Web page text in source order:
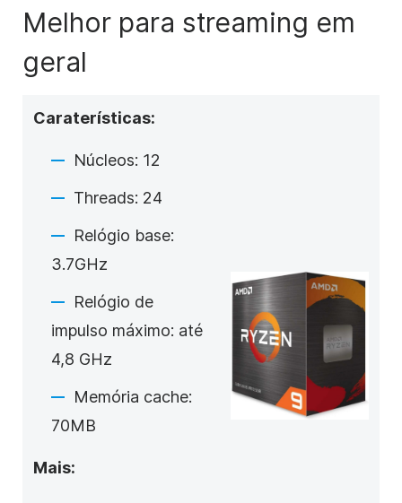
Melhor para streaming em
geral
Caraterísticas:
Núcleos: 12
Threads: 24
Relógio base:
3.7GHz
Relógio de
impulso máximo: até
4,8 GHz
Memória cache:
70MB
Mais: